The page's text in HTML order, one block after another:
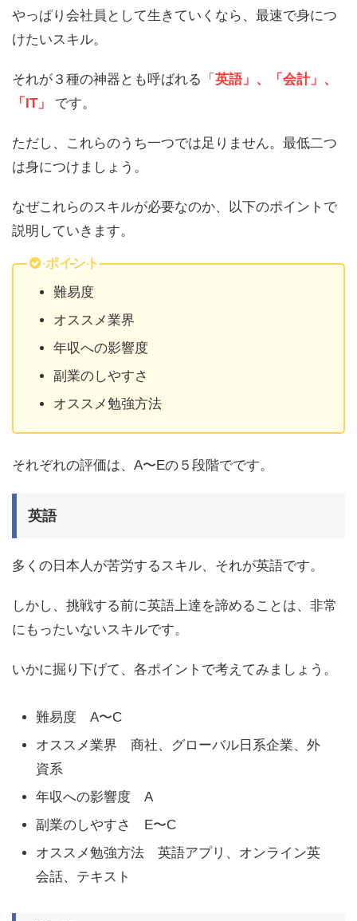
やっぱり会社員として生きていくなら、最速で身につ
けたいスキル。
それが３種の神器とも呼ばれる「 英語」、「会計」、
「IT」
です。
ただし、こ れらのうち一つでは足りません。最低二つ
は身につけましょう。
なぜこれらのスキルが必要なのか、以下のポイントで
説明していきます。
ポイント
難易度
オススメ業界
年収への影響度
副業のしやすさ
オススメ勉強方法
それぞれの評価は、A〜Eの５段階でです。
英語
多くの日本人が苦労するスキル、それが英語です。
しかし、挑戦する前に英語上達を諦めることは、非常
にもったいないスキルです。
いかに掘り下げて、各ポイントで考えてみましょう。
難易度 A〜C
オススメ業界 商社、グローバル日系企業、外
資系
年収への影響度 A
副業のしやすさ E〜C
オススメ勉強方法 英語アプリ、オンライン英
会話、テキスト